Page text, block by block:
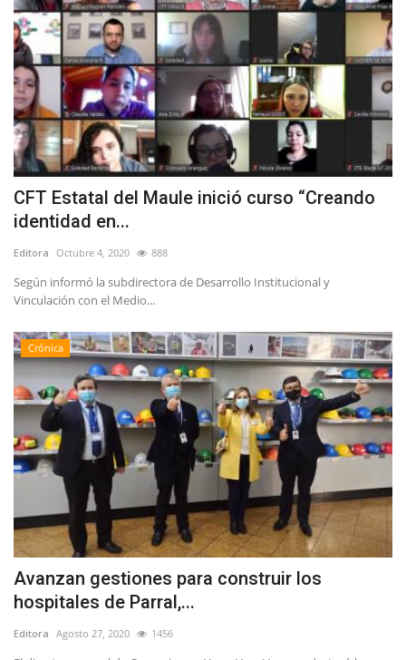
CFT Estatal del Maule inició curso “Creando
identidad en...
Editora Octubre 4, 2020 888
Según informó la subdirectora de Desarrollo Institucional y
Vinculación con el Medio...
Crónica
Avanzan gestiones para construir los
hospitales de Parral,...
Editora Agosto 27, 2020 1456